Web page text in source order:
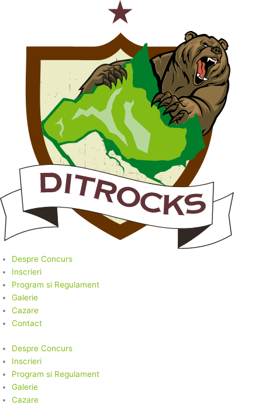
Despre Concurs
Inscrieri
Program si Regulament
Galerie
Cazare
Contact
Despre Concurs
Inscrieri
Program si Regulament
Galerie
Cazare